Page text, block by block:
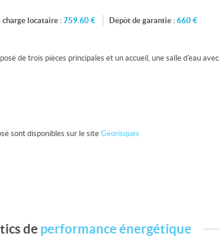
charge locataire : 759.60€ Dépôt de garantie : 660€
de trois pièces principales et un accueil, une salle d'eau
sont disponibles sur le siteGéorisques
de performance énergétique